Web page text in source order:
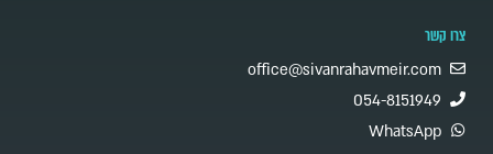
צרו קשר
office@sivanrahavmeir.com
054-8151949
WhatsApp